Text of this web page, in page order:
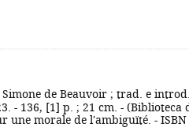
Simone de Beauvoir ; trad. e introd.
- 136, [1] p. ; 21 cm. - (Biblioteca
une morale de l'ambiguïté. - ISBN